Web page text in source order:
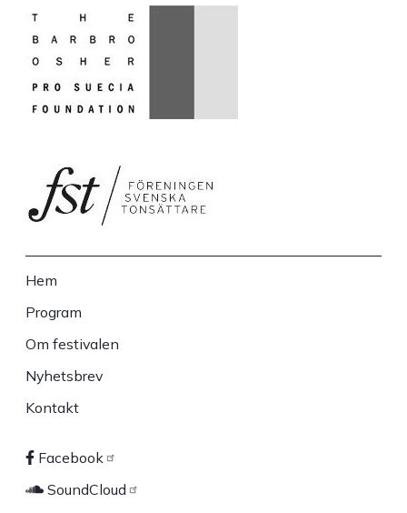
Sidfot
Hem
Program
Om festivalen
Nyhetsbrev
Kontakt
Sociala
Facebook
SoundCloud